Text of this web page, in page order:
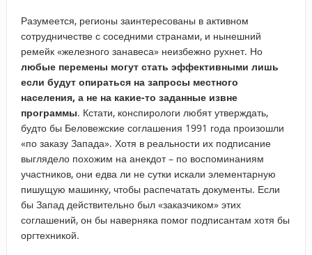
Разумеется, регионы заинтересованы в активном
сотрудничестве с соседними странами, и нынешний
ремейк «железного занавеса» неизбежно рухнет. Но
любые перемены могут стать эффективными лишь
если будут опираться на запросы местного
населения, а не на какие-то заданные извне
программы. Кстати, конспирологи любят утверждать,
будто бы Беловежские соглашения 1991 года произошли
«по заказу Запада». Хотя в реальности их подписание
выглядело похожим на анекдот – по воспоминаниям
участников, они едва ли не сутки искали элементарную
пишущую машинку, чтобы распечатать документы. Если
бы Запад действительно был «заказчиком» этих
соглашений, он бы наверняка помог подписантам хотя бы
оргтехникой.